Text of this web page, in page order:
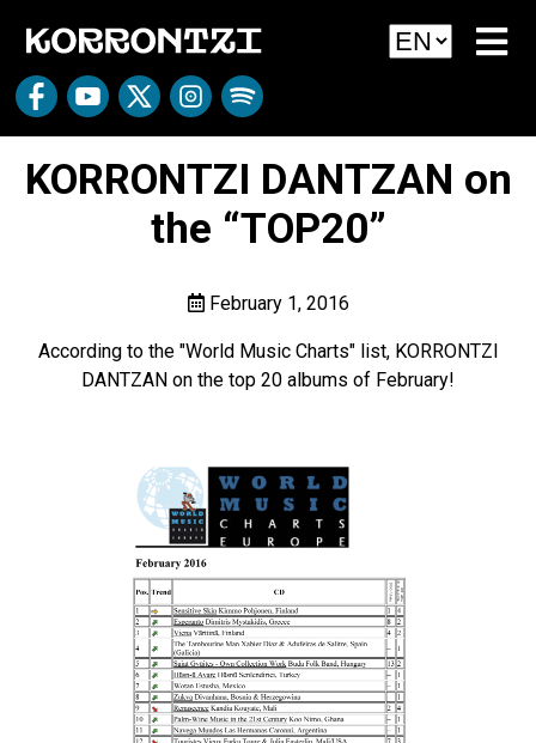
KORRONTZI DANTZAN on
the “TOP20”
February 1, 2016
According to the "World Music Charts" list, KORRONTZI
DANTZAN on the top 20 albums of February!